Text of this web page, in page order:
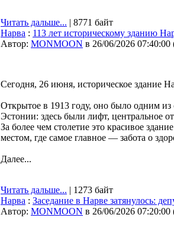
Читать дальше... | 8771 байт
Нарва : 113 лет историческому зданию
Автор: MONMOON в 26/06/2026 07:40:00
Сегодня, 26 июня, историческое здание
Открытое в 1913 году, оно было одним
Эстонии: здесь были лифт, центральное
За более чем столетие это красивое
местом, где самое главное — забота о
Далее...
Читать дальше... | 1273 байт
Нарва : Заседание в Нарве затянулось:
Автор: MONMOON в 26/06/2026 07:20:00